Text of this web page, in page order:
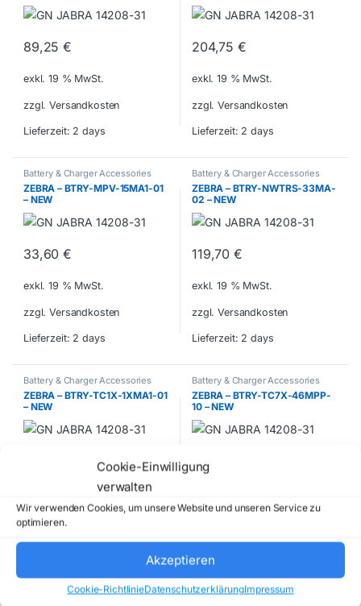
Cookie-Einwilligung
verwalten
Wir verwenden Cookies, um unsere Website und unseren Service zu
optimieren.
Akzeptieren
Cookie-RichtlinieDatenschutzerklärungImpressum
89,25€
exkl. 19 % MwSt.
zzgl. Versandkosten
Lieferzeit: 2 days
204,75€
exkl. 19 % MwSt.
zzgl. Versandkosten
Lieferzeit: 2 days
Battery & Charger Accessories
ZEBRA – BTRY-MPV-15MA1-01
– NEW
33,60€
exkl. 19 % MwSt.
zzgl. Versandkosten
Lieferzeit: 2 days
Battery & Charger Accessories
ZEBRA – BTRY-NWTRS-33MA-
02 – NEW
119,70€
exkl. 19 % MwSt.
zzgl. Versandkosten
Lieferzeit: 2 days
Battery & Charger Accessories
ZEBRA – BTRY-TC1X-1XMA1-01
– NEW
exkl. 19 % MwSt.
zzgl. Versandkosten
Lieferzeit:2 days
Battery & Charger Accessories
ZEBRA – BTRY-TC7X-46MPP-
10 – NEW
828,45
Lieferzeit:2 days
Battery & Charger Accessories Battery & Charger Accessories